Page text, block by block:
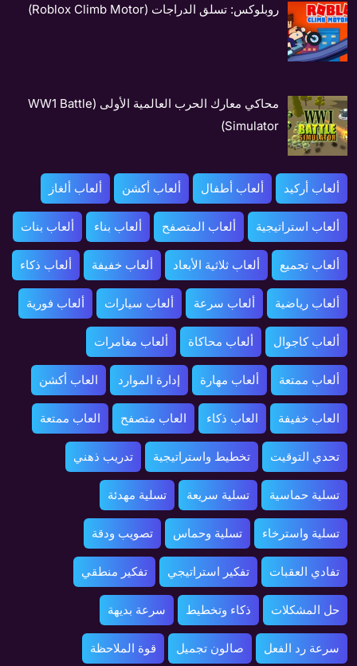
روبلوكس: تسلق الدراجات (Roblox Climb Motor)
محاكي معارك الحرب العالمية الأولى (WW1 Battle
Simulator)
ألعاب أركيد ألعاب أطفال ألعاب أكشن ألعاب ألغاز
ألعاب استراتيجية ألعاب المتصفح ألعاب بناء ألعاب بنات
ألعاب تجميع ألعاب ثلاثية الأبعاد ألعاب خفيفة ألعاب ذكاء
ألعاب رياضية ألعاب سرعة ألعاب سيارات ألعاب فورية
ألعاب كاجوال ألعاب محاكاة ألعاب مغامرات
ألعاب ممتعة ألعاب مهارة إدارة الموارد العاب أكشن
العاب خفيفة العاب ذكاء العاب متصفح العاب ممتعة
تحدي التوقيت تخطيط واستراتيجية تدريب ذهني
تسلية حماسية تسلية سريعة تسلية مهدئة
تسلية واسترخاء تسلية وحماس تصويب ودقة
تفادي العقبات تفكير استراتيجي تفكير منطقي
حل المشكلات ذكاء وتخطيط سرعة بديهة
سرعة رد الفعل صالون تجميل قوة الملاحظة